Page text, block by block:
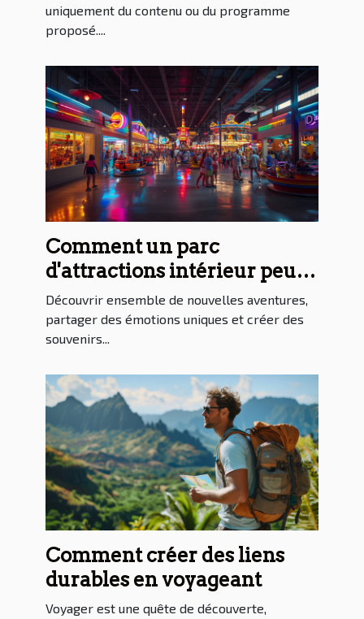
uniquement du contenu ou du programme
proposé....
Comment un parc
d'attractions intérieur peut
dynamiser la vie familiale
Découvrir ensemble de nouvelles aventures,
partager des émotions uniques et créer des
souvenirs...
Comment créer des liens
durables en voyageant
Voyager est une quête de découverte,